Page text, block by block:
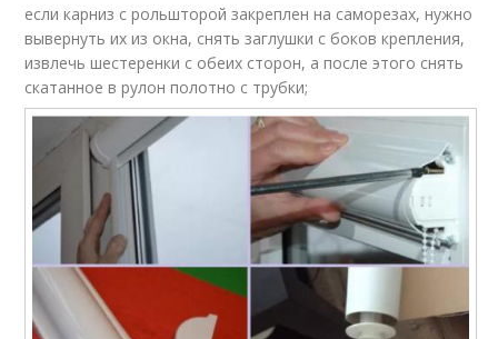
если карниз с рольшторой закреплен на саморезах, нужно
вывернуть их из окна, снять заглушки с боков крепления,
извлечь шестеренки с обеих сторон, а после этого снять
скатанное в рулон полотно с трубки;